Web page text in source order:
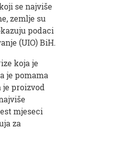
se najviše
zemlje su
podaci
(UIO) BiH.
koja je
je pomama
proizvod
mjeseci
za